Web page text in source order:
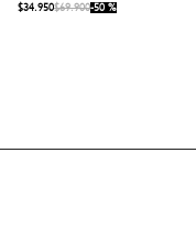
$34.950$69.900 50 %